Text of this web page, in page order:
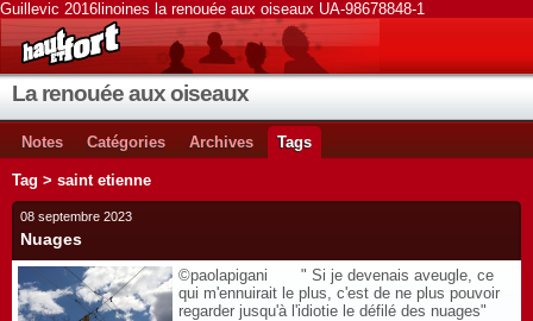
Guillevic 2016linoines la renouée aux oiseaux UA-98678848-1
La renouée aux oiseaux
Notes Catégories Archives Tags
Tag > saint etienne
08 septembre 2023
Nuages
©paolapigani " Si je devenais aveugle, ce
qui m'ennuirait le plus, c'est de ne plus pouvoir
regarder jusqu'à l'idiotie le défilé des nuages"